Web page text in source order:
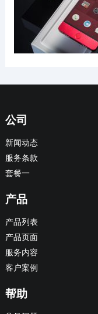
公司
新闻动态
服务条款
套餐一
产品
产品列表
产品页面
服务内容
客户案例
帮助